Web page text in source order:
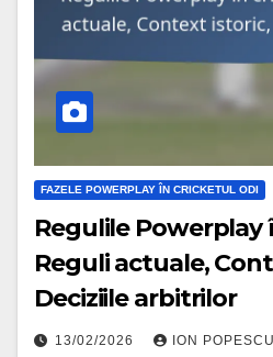
FAZELE POWERPLAY ÎN CRICKETUL ODI
Regulile Powerplay
Reguli actuale,
Deciziile arbitrilor
13/02/2026 ION POPESCU